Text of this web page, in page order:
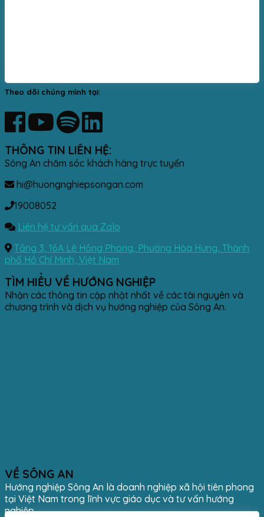
Theo dõi chúng mình tại:
THÔNG TIN LIÊN HỆ:
Sông An chăm sóc khách hàng trực tuyến
hi@huongnghiepsongan.com
19008052
Liên hệ tư vấn qua Zalo
Tầng 3, 16A Lê Hồng Phong, Phường Hòa Hưng, Thành
phố Hồ Chí Minh, Việt Nam
TÌM HIỂU VỀ HƯỚNG NGHIỆP
Nhận các thông tin cập nhật nhất về các tài nguyên và
chương trình và dịch vụ hướng nghiệp của Sông An.
VỀ SÔNG AN
Hướng nghiệp Sông An là doanh nghiệp xã hội tiên phong
tại Việt Nam trong lĩnh vực giáo dục và tư vấn hướng
nghiệp.